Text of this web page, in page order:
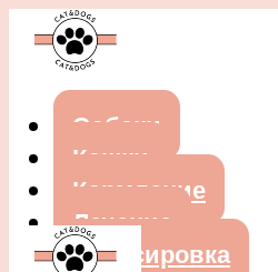
Собаки
Кошки
Кормление
Лечение
Дрессировка